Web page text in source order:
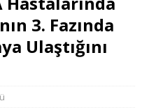
3. Fazında
Ulaştığını